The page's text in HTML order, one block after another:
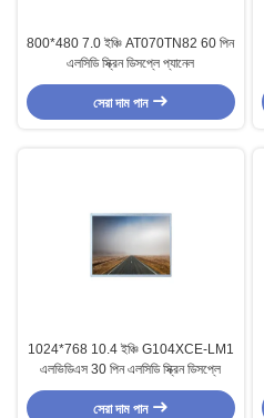
800*480 7.0 ইঞ্চি AT070TN82 60 পিন
এলসিডি স্ক্রিন ডিসপ্লে প্যানেল
সেরা দাম পান
1024*768 10.4 ইঞ্চি G104XCE-LM1
এলভিডিএস 30 পিন এলসিডি স্ক্রিন ডিসপ্লে
সেরা দাম পান